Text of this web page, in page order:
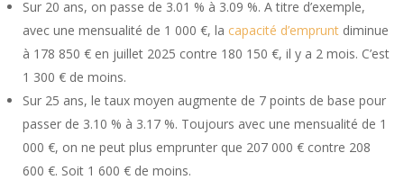
Sur 20 ans, on passe de 3.01 % à 3.09 %. A titre d’exemple,
avec une mensualité de 1 000 €, la capacité d’emprunt diminue
à 178 850 € en juillet 2025 contre 180 150 €, il y a 2 mois. C’est
1 300 € de moins.
Sur 25 ans, le taux moyen augmente de 7 points de base pour
passer de 3.10 % à 3.17 %. Toujours avec une mensualité de 1
000 €, on ne peut plus emprunter que 207 000 € contre 208
600 €. Soit 1 600 € de moins.